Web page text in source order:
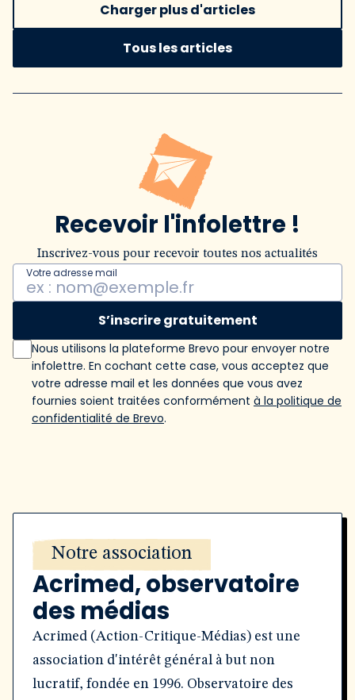
Charger plus d'articles
Tous les articles
Recevoir l'infolettre !
Inscrivez-vous pour recevoir toutes nos actualités
Votre adresse mail
S’inscrire gratuitement
Nous utilisons la plateforme Brevo pour envoyer notre
infolettre. En cochant cette case, vous acceptez que
votre adresse mail et les données que vous avez
fournies soient traitées conformément à la politique de
confidentialité de Brevo.
Notre association
Acrimed, observatoire
des médias
Acrimed (Action-Critique-Médias) est une
association d'intérêt général à but non
lucratif, fondée en 1996. Observatoire des